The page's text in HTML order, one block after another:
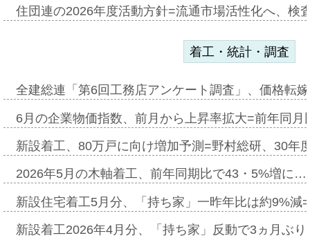
住団連の2026年度活動方針=流通市場活性化へ、検
着工・統計・調査
全建総連「第6回工務店アンケート調査」、価格転
6月の企業物価指数、前月から上昇率拡大=前年同
新設着工、80万戸に向け増加予測=野村総研、30年
2026年5月の木軸着工、前年同期比で43・5%増に…
新設住宅着工5月分、「持ち家」一昨年比は約9%
新設着工2026年4月分、「持ち家」反動で3ヵ月ぶ